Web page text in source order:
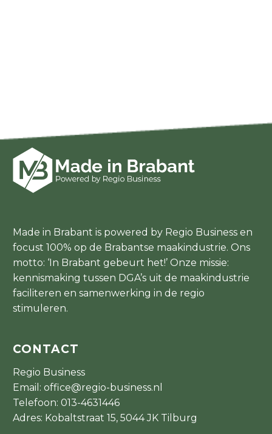
Made in Brabant is powered by Regio Business en
focust 100% op de Brabantse maakindustrie. Ons
motto: ‘In Brabant gebeurt het!’ Onze missie:
kennismaking tussen DGA’s uit de maakindustrie
faciliteren en samenwerking in de regio
stimuleren.
CONTACT
Regio Business
Email: office@regio-business.nl
Telefoon: 013-4631446
Adres: Kobaltstraat 15, 5044 JK Tilburg